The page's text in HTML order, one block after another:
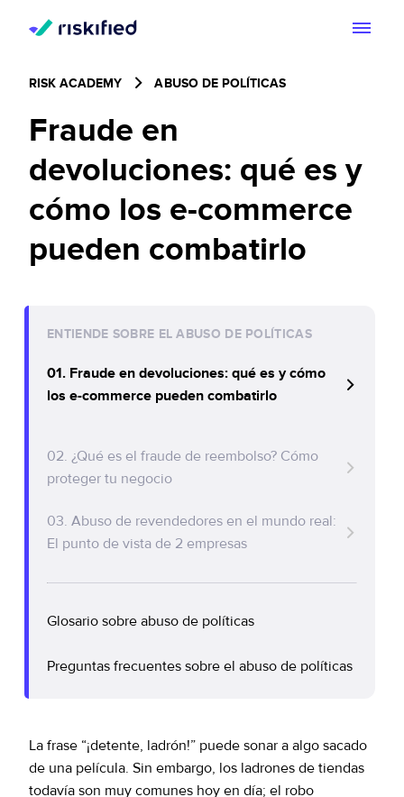
Plataforma
Plataforma
Adaptive Checkout
Chargeback guarantee
Dispute Resolve
Cliente
Partners
Centro de Recursos
Blog
Acerca de
Inversionistas
Prensa
Hablemos
RISK ACADEMY ABUSO DE POLÍTICAS
Fraude en
devoluciones: qué es y
cómo los e-commerce
pueden combatirlo
ENTIENDE SOBRE EL ABUSO DE POLÍTICAS
01. Fraude en devoluciones: qué es y cómo
los e-commerce pueden combatirlo
devoluciones
Más allá del costo del producto
Tipos de fraude en devoluciones
devoluciones
fraudes
02. ¿Qué es el fraude de reembolso? Cómo
proteger tu negocio
03. Abuso de revendedores en el mundo real:
El punto de vista de 2 empresas
Glosario sobre abuso de políticas
Preguntas frecuentes sobre el abuso de políticas
La frase “¡detente, ladrón!” puede sonar a algo sacado
de una película. Sin embargo, los ladrones de tiendas
todavía son muy comunes hoy en día; el robo